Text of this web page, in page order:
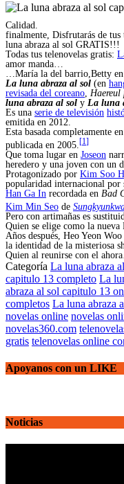
Calidad.
finalmente, Disfrutarás de
luna abraza al sol GRATIS!!!
Todas tus telenovelas gratis:
amor manda…
…María la del barrio,Betty en
La luna abraza al sol (en
revisada del coreano, Haereul
luna abraza al sol y La luna
Es una serie de televisión
emitida en 2012.
Esta basada completamente
publicada en 2005.
1
Que toma lugar en Joseon
heredero y una joven con un
Protagonizado por Kim Soo
popularidad internacional por
Han Ga In recordada en Bad
Kim Min Seo de
Pero con artimañas es
Quien se elige como la nueva
Años después, Heo Yeon
la identidad de la misteriosa
Quien al reunirse con el
Categoría La luna abraza
capitulo 13 completo La
abraza al sol capitulo 13
completos La luna abraza
novelas online novelas
novelas360.com
gratis telenovelas online
Apoyanos con un LIKE
Noticias